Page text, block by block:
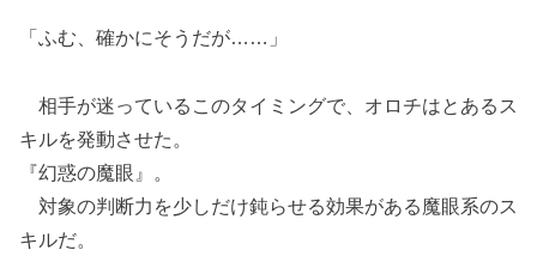
「ふむ、確かにそうだが……」
相手が迷っているこのタイミングで、オロチはとあるス
キルを発動させた。
『幻惑の魔眼』。
対象の判断力を少しだけ鈍らせる効果がある魔眼系のス
キルだ。